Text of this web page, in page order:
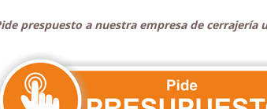
prespuesto a nuestra empresa de cerrajería